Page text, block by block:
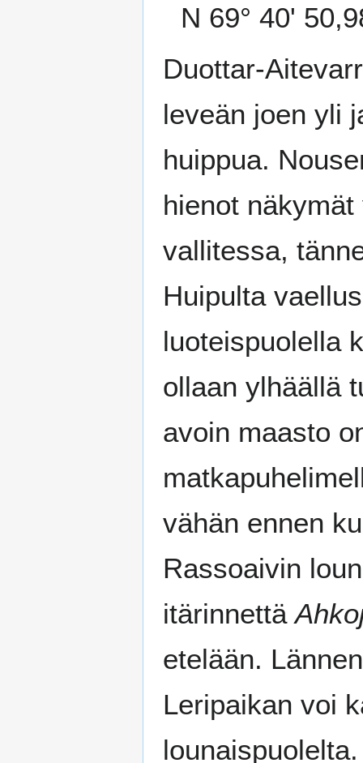
N 69° 40'
Duottar-
leveän joen yli
huippua.
hienot
vallitessa,
Huipulta
luoteispuolella
ollaan ylhäällä
avoin maasto
vähän ennen
Rassoaivin
itärinnettä
etelään.
Leripaikan voi
lounaispuolelta.